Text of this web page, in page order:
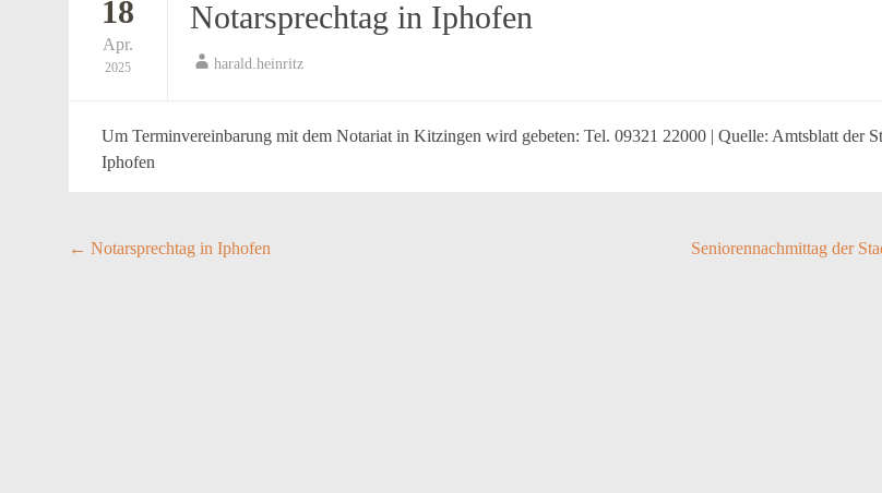
18
Apr.
2025
Notarsprechtag in Iphofen
harald.heinritz
Um Terminvereinbarung mit dem Notariat in Kitzingen wird gebeten: Tel. 09321 22000 | Quelle: Amtsblatt der
Iphofen
Post
← Notarsprechtag in Iphofen Seniorennachmittag der